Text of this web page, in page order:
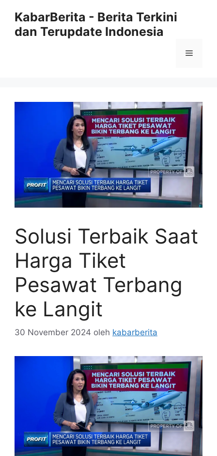
KabarBerita - Berita Terkini
dan Terupdate Indonesia
Menu
Solusi Terbaik Saat
Harga Tiket
Pesawat Terbang
ke Langit
30 November 2024 oleh kabarberita